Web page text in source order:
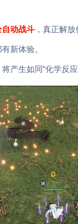
自动战斗 ，真正解
新体验。
生如同“化学反应